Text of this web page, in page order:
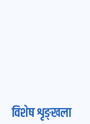
विशेष शृङ्खला